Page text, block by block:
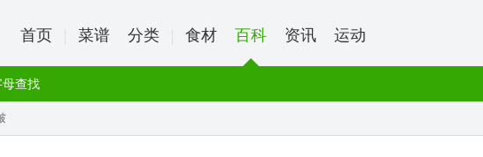
首页 菜谱 分类 食材 百科 资讯 运动
母查找